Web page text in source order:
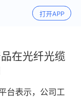
打开APP
在光纤光缆
台表示，公司工